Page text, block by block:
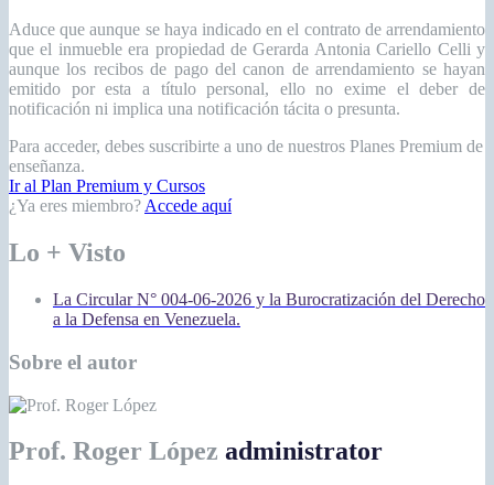
Aduce que aunque se haya indicado en el contrato de arrendamiento
que el inmueble era propiedad de Gerarda Antonia Cariello Celli y
aunque los recibos de pago del canon de arrendamiento se hayan
emitido por esta a título personal, ello no exime el deber de
notificación ni implica una notificación tácita o presunta.
Para acceder, debes suscribirte a uno de nuestros Planes Premium de
enseñanza.
Ir al Plan Premium y Cursos
¿Ya eres miembro? Accede aquí
Lo + Visto
La Circular N° 004-06-2026 y la Burocratización del Derecho
a la Defensa en Venezuela.
Sobre el autor
Prof. Roger López administrator